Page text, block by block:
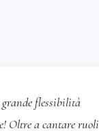
grande flessibilità
Oltre a cantare ruoli